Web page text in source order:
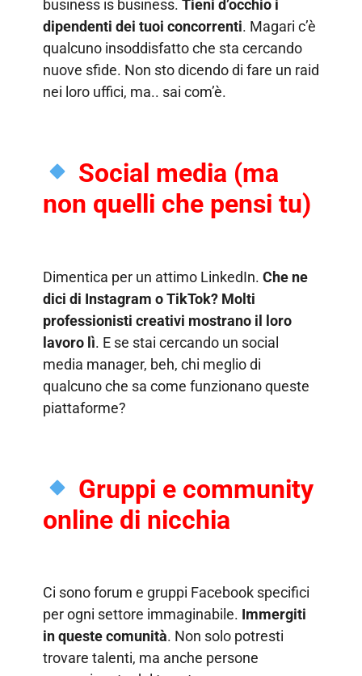
business is business. Tieni d’occhio i
dipendenti dei tuoi concorrenti. Magari c’è
qualcuno insoddisfatto che sta cercando
nuove sfide. Non sto dicendo di fare un raid
nei loro uffici, ma.. sai com’è.
Social media (ma
non quelli che pensi tu)
Dimentica per un attimo LinkedIn. Che ne
dici di Instagram o TikTok? Molti
professionisti creativi mostrano il loro
lavoro lì. E se stai cercando un social
media manager, beh, chi meglio di
qualcuno che sa come funzionano queste
piattaforme?
Gruppi e community
online di nicchia
Ci sono forum e gruppi Facebook specifici
per ogni settore immaginabile. Immergiti
in queste comunità. Non solo potresti
trovare talenti, ma anche persone